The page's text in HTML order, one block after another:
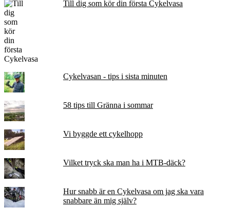
Till dig som kör din första Cykelvasa
Cykelvasan - tips i sista minuten
58 tips till Gränna i sommar
Vi byggde ett cykelhopp
Vilket tryck ska man ha i MTB-däck?
Hur snabb är en Cykelvasa om jag ska vara
snabbare än mig själv?